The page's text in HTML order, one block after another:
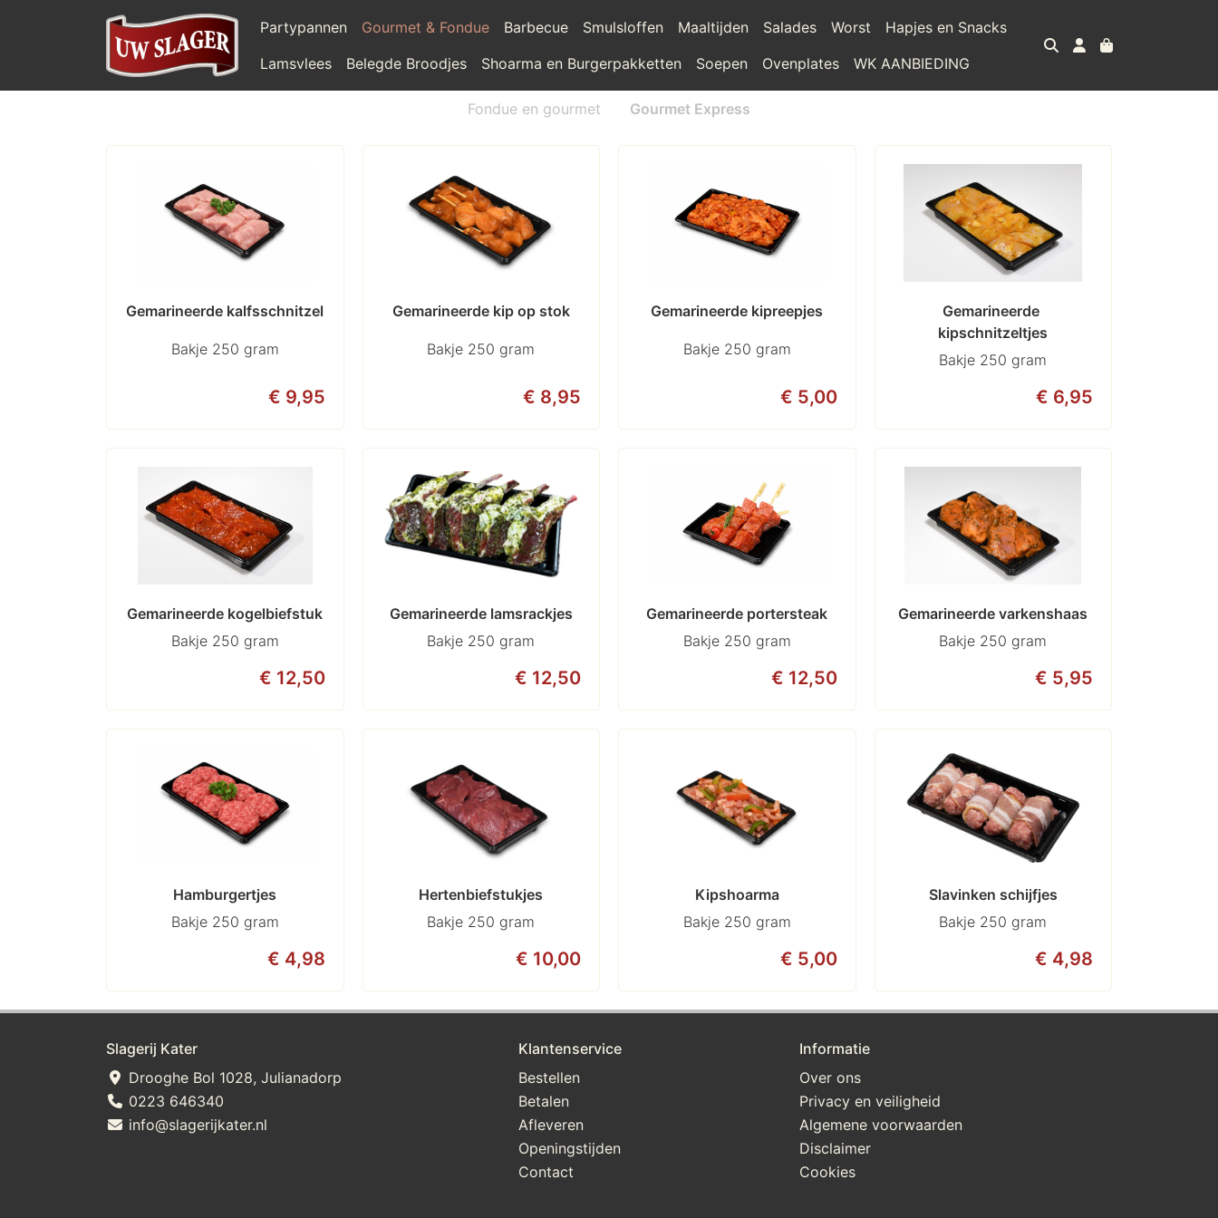
Partypannen Gourmet & Fondue Barbecue Smulsloffen Maaltijden Salades Worst
Hapjes en Snacks
Lamsvlees
Belegde Broodjes Shoarma en Burgerpakketten Soepen Ovenplates WK AANBIEDING
Fondue en gourmet Gourmet Express
Gemarineerde kalfsschnitzel
Bakje 250 gram
€ 9,95
Gemarineerde kip op stok
Bakje 250 gram
€ 8,95
Gemarineerde kipreepjes
Bakje 250 gram
€ 5,00
Gemarineerde
kipschnitzeltjes
Bakje 250 gram
€ 6,95
Gemarineerde kogelbiefstuk
Bakje 250 gram
€ 12,50
Gemarineerde lamsrackjes
Bakje 250 gram
€ 12,50
Gemarineerde portersteak
Bakje 250 gram
€ 12,50
Gemarineerde varkenshaas
Bakje 250 gram
€ 5,95
Hamburgertjes
Bakje 250 gram
€ 4,98
Hertenbiefstukjes
Bakje 250 gram
€ 10,00
Kipshoarma
Bakje 250 gram
€ 5,00
Slavinken schijfjes
Bakje 250 gram
€ 4,98
Slagerij Kater
Drooghe Bol 1028, Julianadorp
0223 646340
info@slagerijkater.nl
Klantenservice
Bestellen
Betalen
Afleveren
Openingstijden
Contact
Informatie
Over ons
Privacy en veiligheid
Algemene voorwaarden
Disclaimer
Cookies